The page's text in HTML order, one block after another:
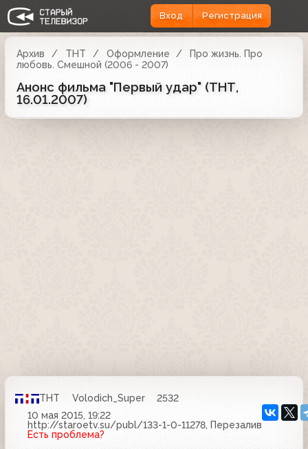
Вход Регистрация
Архив ТНТ Оформление
Про жизнь. Про
любовь. Смешной (2006 - 2007)
Анонс фильма "Первый удар" (ТНТ,
16.01.2007)
ТНТ Volodich_Super
2532
10 мая 2015, 19:22
http://staroetv.su/publ/133-1-0-11278, Перезалив
Есть проблема?